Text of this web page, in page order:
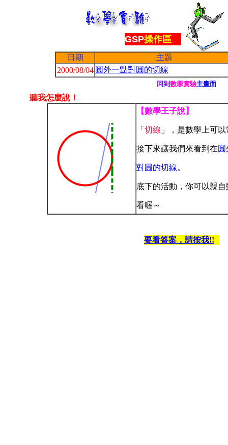
GSP操作區
日期
主題
2000/08/04 圓外一點對圓的切線
聽我怎麼說！
回到 數學實驗主畫面
【數學王子說】
「 切線 」，是數學上可
接下來讓我們來看到在
對圓的切線。
底下的活動，你可以親
看喔～
要看答案，請按我!!